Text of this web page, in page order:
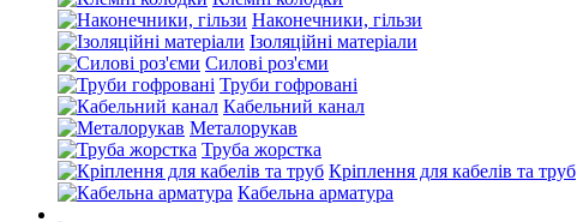
Наконечники, гільзи
Ізоляційні матеріали
Силові роз'єми
Труби гофровані
Кабельний канал
Металорукав
Труба жорстка
Кріплення для кабелів та труб
Кабельна арматура